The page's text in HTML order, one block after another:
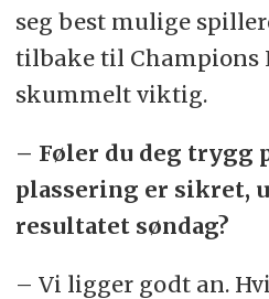
seg best mulige
tilbake til Champions
skummelt viktig.
– Føler du deg trygg
plassering er sikret,
resultatet søndag?
– Vi ligger godt an.